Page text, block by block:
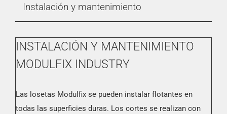
Instalación y mantenimiento
INSTALACIÓN Y MANTENIMIENTO
MODULFIX INDUSTRY
Las losetas Modulfix se pueden instalar flotantes en
todas las superficies duras. Los cortes se realizan con